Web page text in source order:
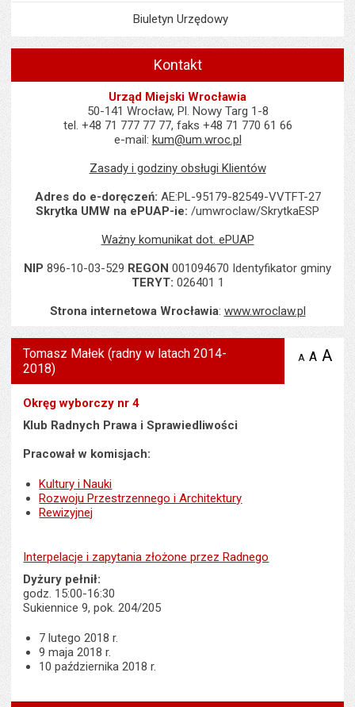
Biuletyn Urzędowy
Kontakt
Urząd Miejski Wrocławia
50-141 Wrocław, Pl. Nowy Targ 1-8
tel. +48 71 777 77 77, faks +48 71 770 61 66
e-mail: kum@um.wroc.pl
Zasady i godziny obsługi Klientów
Adres do e-doręczeń: AE:PL-95179-82549-VVTFT-27
Skrytka UMW na ePUAP-ie: /umwroclaw/SkrytkaESP
Ważny komunikat dot. ePUAP
NIP 896-10-03-529 REGON 001094670 Identyfikator gminy
TERYT: 026401 1
Strona internetowa Wrocławia: www.wroclaw.pl
Tomasz Małek (radny w latach 2014-
2018)
A zmniejsz
A A
Okręg wyborczy nr 4
Klub Radnych Prawa i Sprawiedliwości
Pracował w komisjach:
Kultury i Nauki
Rozwoju Przestrzennego i Architektury
Rewizyjnej
Interpelacje i zapytania złożone przez Radnego
Dyżury pełnił:
godz. 15:00-16:30
Sukiennice 9, pok. 204/205
7 lutego 2018 r.
9 maja 2018 r.
10 października 2018 r.